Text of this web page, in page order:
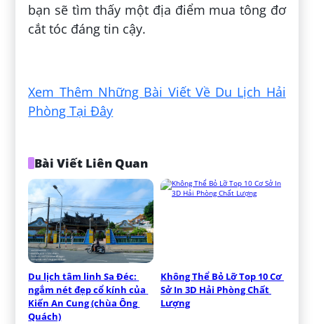
bạn sẽ tìm thấy một địa điểm mua tông đơ
cắt tóc đáng tin cậy.
Xem Thêm Những Bài Viết Về Du Lịch Hải
Phòng Tại Đây
Bài Viết Liên Quan
Du lịch tâm linh Sa Đéc:
ngắm nét đẹp cổ kính của
Kiến An Cung (chùa Ông
Quách)
Không Thể Bỏ Lỡ Top 10 Cơ
Sở In 3D Hải Phòng Chất
Lượng